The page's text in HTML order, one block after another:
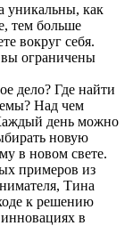
уникальны, как
тем больше
вокруг себя.
вы ограничены
дело? Где найти
Над чем
день можно
новую
в новом свете.
примеров из
Тина
к решению
в